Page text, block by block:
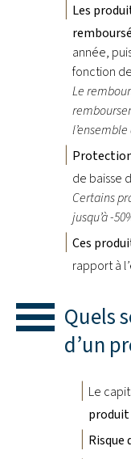
Les
année,
fonction
Le
de baisse
Certains
jusqu’à -
Ces
rapport à
Quels
d’un
Le
produit
Risque